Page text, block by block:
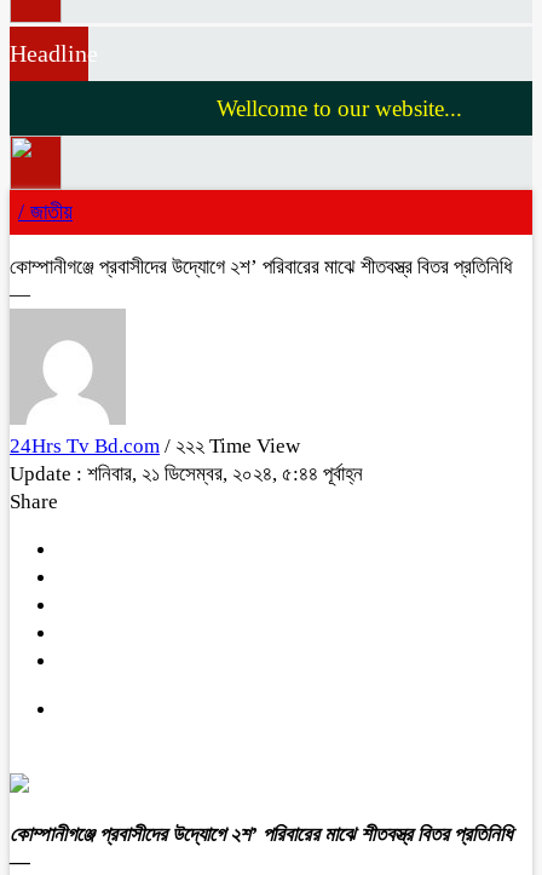
Headline
Wellcome to our website...
/ জাতীয়
কোম্পানীগঞ্জে প্রবাসীদের উদ্যোগে ২শ’ পরিবারের মাঝে শীতবস্ত্র বিতর প্রতিনিধি
—
24Hrs Tv Bd.com / ২২২ Time View
Update : শনিবার, ২১ ডিসেম্বর, ২০২৪, ৫:৪৪ পূর্বাহ্ন
Share
কোম্পানীগঞ্জে প্রবাসীদের উদ্যোগে ২শ’ পরিবারের মাঝে শীতবস্ত্র বিতর প্রতিনিধি
—